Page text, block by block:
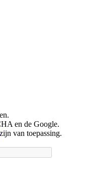
en de Google.
zijn van toepassing.